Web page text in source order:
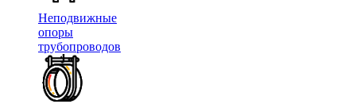
Неподвижные
опоры
трубопроводов